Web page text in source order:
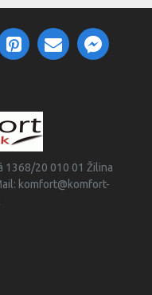
1368/20 010 01 Žilina
komfort@komfort-